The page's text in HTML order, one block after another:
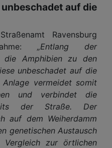
auf die
Ravensburg
„Entlang der
die Amphibien zu den
unbeschadet auf die
vermeidet somit
und verbindet die
der Straße. Der
auf dem Weiherdamm
genetischen Austausch
zur örtlichen